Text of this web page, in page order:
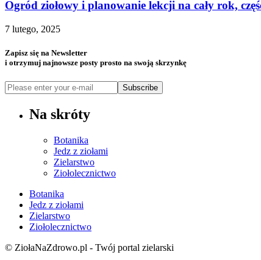
Ogród ziołowy i planowanie lekcji na cały rok,
7 lutego, 2025
Zapisz się na Newsletter
i otrzymuj najnowsze posty prosto na swoją skrzynkę
Subscribe
Na skróty
Botanika
Jedz z ziołami
Zielarstwo
Ziołolecznictwo
Botanika
Jedz z ziołami
Zielarstwo
Ziołolecznictwo
© ZiołaNaZdrowo.pl - Twój portal zielarski